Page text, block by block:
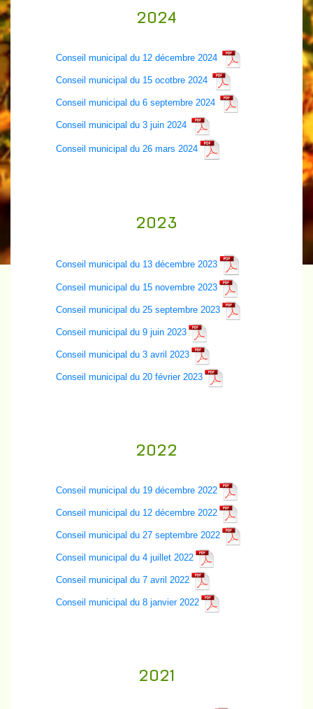
2024
Conseil municipal du 12 décembre 2024
Conseil municipal du 15 ocotbre 2024
Conseil municipal du 6 septembre 2024
Conseil municipal du 3 juin 2024
Conseil municipal du 26 mars 2024
2023
Conseil municipal du 13 décembre 2023
Conseil municipal du 15 novembre 2023
Conseil municipal du 25 septembre 2023
Conseil municipal du 9 juin 2023
Conseil municipal du 3 avril 2023
Conseil municipal du 20 février 2023
2022
Conseil municipal du 19 décembre 2022
Conseil municipal du 12 décembre 2022
Conseil municipal du 27 septembre 2022
Conseil municipal du 4 juillet 2022
Conseil municipal du 7 avril 2022
Conseil municipal du 8 janvier 2022
2021